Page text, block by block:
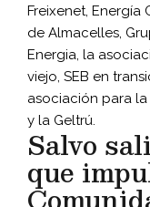
Freixenet, Energía
de Almacelles,
Energia, la
viejo, SEB en
asociación para
y la Geltrú.
Salvo
que